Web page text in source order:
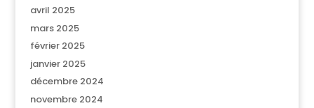
avril 2025
mars 2025
février 2025
janvier 2025
décembre 2024
novembre 2024